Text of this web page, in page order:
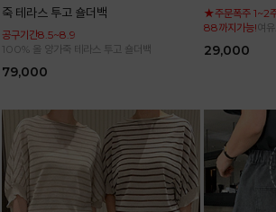
죽 테라스 투고 숄더백
공구기간8.5~8.9
100% 올 양가죽 테라스 투고 숄더백
79,000
★주문폭주 1~2
88까지가능!여유로
29,000